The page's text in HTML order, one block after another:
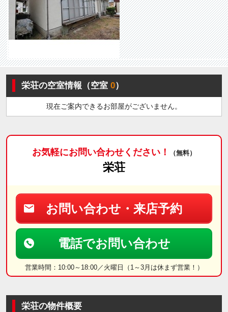
栄荘の空室情報（空室0）
現在ご案内できるお部屋がございません。
お気軽にお問い合わせください！ （無料）
栄荘
お問い合わせ・来店予約
電話でお問い合わせ
営業時間：10:00～18:00／火曜日（1～3月は休まず営業！）
栄荘の物件概要